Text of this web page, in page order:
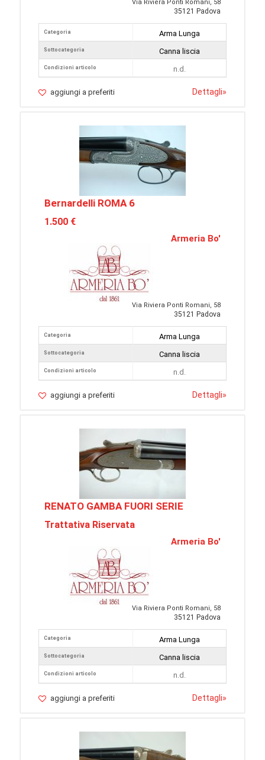
Via Riviera Ponti Romani, 58
35121 Padova
Categoria
Sottocategoria
Condizioni articolo
Arma Lunga
Canna liscia
n.d.
aggiungi a preferiti Dettagli»
Bernardelli ROMA 6
1.500 €
Armeria Bo'
Via Riviera Ponti Romani, 58
35121 Padova
Categoria
Sottocategoria
Condizioni articolo
Arma Lunga
Canna liscia
n.d.
aggiungi a preferiti Dettagli»
RENATO GAMBA FUORI SERIE
Trattativa Riservata
Armeria Bo'
Via Riviera Ponti Romani, 58
35121 Padova
Categoria
Sottocategoria
Condizioni articolo
Arma Lunga
Canna liscia
n.d.
aggiungi a preferiti Dettagli»